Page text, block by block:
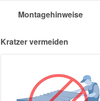
Montagehinweise
Kratzer vermeiden